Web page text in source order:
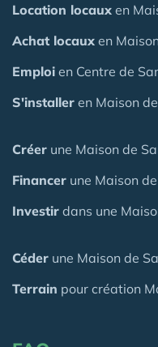
Location locaux en
Achat locaux en
Emploi en Centre de
S'installer en Maison
Créer une Maison de
Financer une Maison
Investir dans une
Céder une Maison de
Terrain pour création